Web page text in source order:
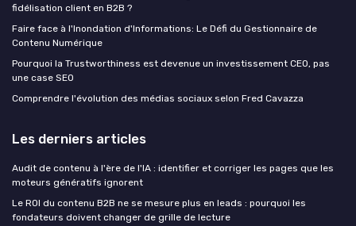
fidélisation client en B2B ?
Faire face à l'Inondation d'Informations: Le Défi du Gestionnaire de
Contenu Numérique
Pourquoi la Trustworthiness est devenue un investissement CEO, pas
une case SEO
Comprendre l'évolution des médias sociaux selon Fred Cavazza
Les derniers articles
Audit de contenu à l'ère de l'IA : identifier et corriger les pages que les
moteurs génératifs ignorent
Le ROI du contenu B2B ne se mesure plus en leads : pourquoi les
fondateurs doivent changer de grille de lecture